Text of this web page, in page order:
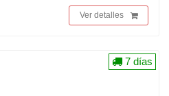
Ver detalles
7 días